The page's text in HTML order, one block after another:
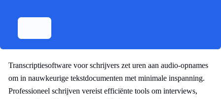
Transcriptiesoftware voor schrijvers zet uren aan audio-opnames
om in nauwkeurige tekstdocumenten met minimale inspanning.
Professioneel schrijven vereist efficiënte tools om interviews,